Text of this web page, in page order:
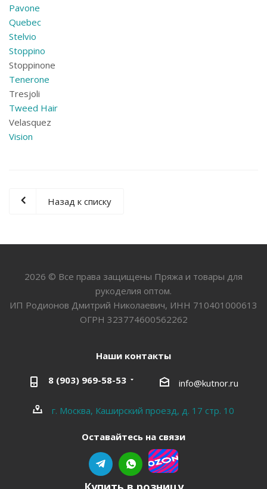
Pavone
Quebec
Stelvio
Stoppino
Stoppinone
Tenerone
Tresjoli
Tweed Hair
Velasquez
Vision
Назад к списку
2026 © Все права защищены Пряжа и товары для
рукоделия оптом.
ИП Родионов Дмитрий Николаевич, ИНН 710401000613
ОГРН 323774600562262
Наши контакты
8 (903) 969-58-53 info@kutnor.ru
г. Москва, Каширский проезд, д. 17 стр. 10
Оставайтесь на связи